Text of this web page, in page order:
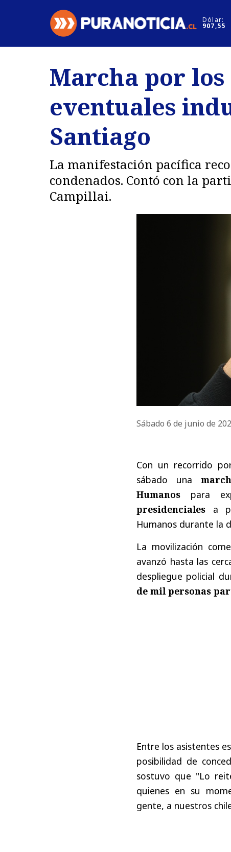
Dólar:
907,55
Regiones
Deportes
Internacional
Motores
Marcha por
eventuales
Santiago
La manifestación pacífica
condenados. Contó con la
Campillai.
Sábado 6 de junio de
Con un recorrido
sábado una
Humanos para
presidenciales a
Humanos durante la
La movilización
avanzó hasta las
despliegue policial
de mil personas
Entre los asistentes
posibilidad de
sostuvo que "Lo
quienes en su
gente, a nuestros